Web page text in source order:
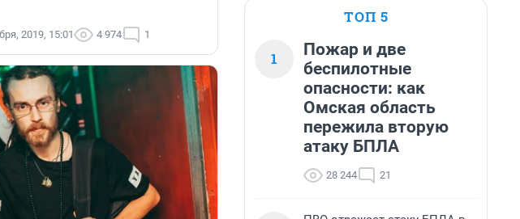
2019, 15:01 4 974 1
ТОП 5
1
Пожар и две
беспилотные
опасности: как
Омская область
пережила вторую
атаку БПЛА
28 244 21